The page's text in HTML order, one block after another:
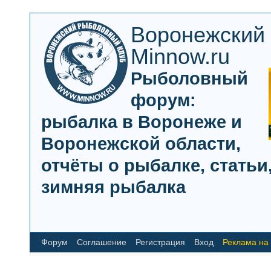
Minnow.ru
Рыболовный
форум:
рыбалка в Воронеже и
Воронежской области,
отчёты о рыбалке,
зимняя рыбалка
Форум Соглашение Регистрация Вход Реклама